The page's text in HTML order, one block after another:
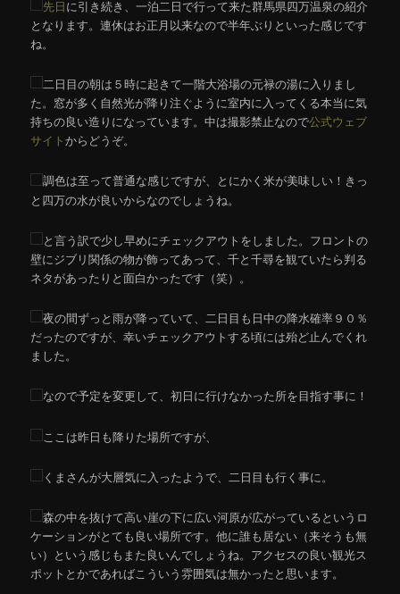
先日に引き続き、一泊二日で行って来た群馬県四万温泉の紹介
となります。連休はお正月以来なので半年ぶりといった感じです
ね。
二日目の朝は５時に起きて一階大浴場の元禄の湯に入りまし
た。窓が多く自然光が降り注ぐように室内に入ってくる本当に気
持ちの良い造りになっています。中は撮影禁止なので公式ウェブ
サイトからどうぞ。
調色は至って普通な感じですが、とにかく米が美味しい！きっ
と四万の水が良いからなのでしょうね。
と言う訳で少し早めにチェックアウトをしました。フロントの
壁にジブリ関係の物が飾ってあって、千と千尋を観ていたら判る
ネタがあったりと面白かったです（笑）。
夜の間ずっと雨が降っていて、二日目も日中の降水確率９０％
だったのですが、幸いチェックアウトする頃には殆ど止んでくれ
ました。
なので予定を変更して、初日に行けなかった所を目指す事に！
ここは昨日も降りた場所ですが、
くまさんが大層気に入ったようで、二日目も行く事に。
森の中を抜けて高い崖の下に広い河原が広がっているというロ
ケーションがとても良い場所です。他に誰も居ない（来そうも無
い）という感じもまた良いんでしょうね。アクセスの良い観光ス
ポットとかであればこういう雰囲気は無かったと思います。